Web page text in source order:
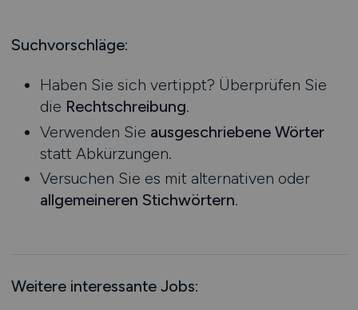
Schienen- / Straßen- / Luft- / Seefracht
Supply Chain Management
Vertrieb / Verkauf / Handel
Zoll / Behörden
Sonstige
Mecklenburg-Vorpommern
Nordrhein-Westfalen
Rheinland-Pfalz
Saarland
Sachsen
Sachsen-Anhalt
Schleswig-Holstein
Schweiz
Suchvorschläge:
Haben Sie sich vertippt? Überprüfen Sie
die Rechtschreibung.
Verwenden Sie ausgeschriebene Wörter
statt Abkürzungen.
Versuchen Sie es mit alternativen oder
allgemeineren Stichwörtern.
Weitere interessante Jobs: